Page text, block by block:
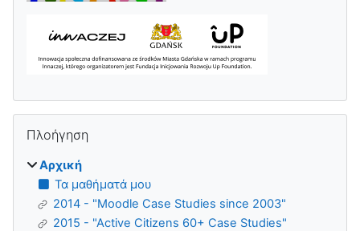
Πλοήγηση
Αρχική
Τα μαθήματά μου
2014 - "Moodle Case Studies since 2003"
2015 - "Active Citizens 60+ Case Studies"